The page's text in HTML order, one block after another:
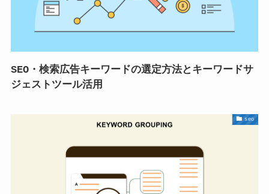
SEO・検索広告キーワードの選定方法とキーワードサ
ジェストツール活用
seo